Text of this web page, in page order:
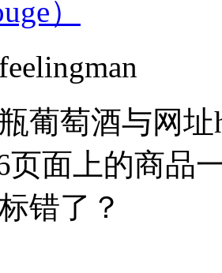
）
葡萄酒与网址
页面上的商品
错了？